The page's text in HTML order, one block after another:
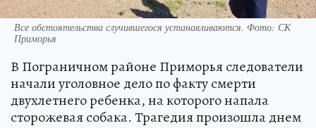
Все обстоятельства случившегося устанавливаются. Фото: СК
Приморья
В Пограничном районе Приморья следователи
начали уголовное дело по факту смерти
двухлетнего ребенка, на которого напала
сторожевая собака. Трагедия произошла днем